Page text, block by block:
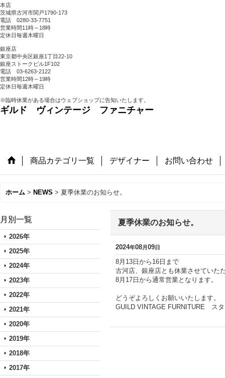
本店
茨城県古河市関戸1790-173
電話 0280-33-7751
営業時間11時～18時
定休日毎週木曜日
銀座店
東京都中央区銀座1丁目22-10
銀座ストークビル1F102
電話 03-6263-2122
営業時間12時～19時
定休日毎週木曜日
※臨時休業がある場合はウェブショップに告知いたします。
ギルド ヴィンテージ ファニチャー
商品カテゴリ一覧 デザイナー お問い合わせ
ホーム > NEWS > 夏季休業のお知らせ。
月別一覧
2026年
2025年
2024年
2023年
2022年
2021年
2020年
2019年
2018年
2017年
夏季休業のお知らせ。
2024年08月09日
8月13日から16日まで
古河店、銀座店とも休業させていた
8月17日から通常営業となります。
どうぞよろしくお願いいたします。
GUILD VINTAGE FURNITURE ス